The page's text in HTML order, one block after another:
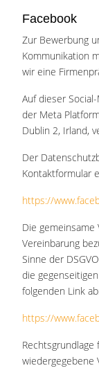
Facebook
Zur Bewerbung
Kommunikation
wir eine
Auf dieser
der Meta
Dublin 2, Irland,
Der
Kontaktformular
https://
Die
Vereinbarung
Sinne der
die
folgenden Link
https://
wiedergegebene